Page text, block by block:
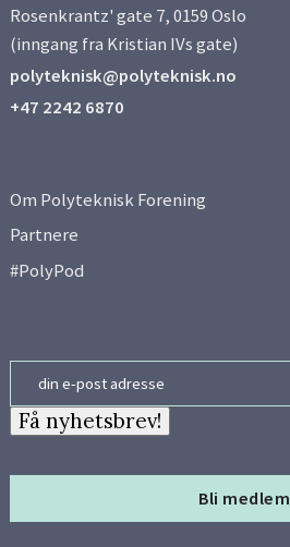
Rosenkrantz' gate 7, 0159 Oslo
(inngang fra Kristian IVs gate)
polyteknisk@polyteknisk.no
+47 2242 6870
Om Polyteknisk Forening
Partnere
#PolyPod
Bli medlem
Få nyhetsbrev!